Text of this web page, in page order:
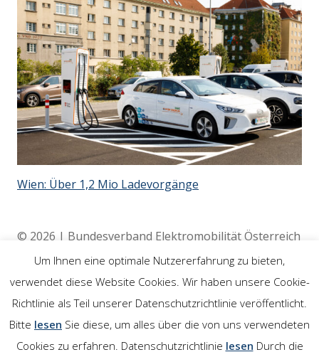
Wien: Über 1,2 Mio Ladevorgänge
© 2026 | Bundesverband Elektromobilität Österreich
(BEÖ) | 4020 Linz
Rechtliches
Impressum
Um Ihnen eine optimale Nutzererfahrung zu bieten,
verwendet diese Website Cookies. Wir haben unsere Cookie-
Richtlinie als Teil unserer Datenschutzrichtlinie veröffentlicht.
Bitte lesen Sie diese, um alles über die von uns verwendeten
Cookies zu erfahren. Datenschutzrichtlinie lesen Durch die